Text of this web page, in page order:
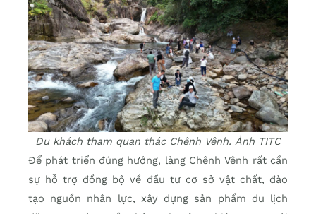
Du khách tham quan thác Chênh Vênh. Ảnh TITC
Để phát triển đúng hướng, làng Chênh Vênh rất cần
sự hỗ trợ đồng bộ về đầu tư cơ sở vật chất, đào
tạo nguồn nhân lực, xây dựng sản phẩm du lịch